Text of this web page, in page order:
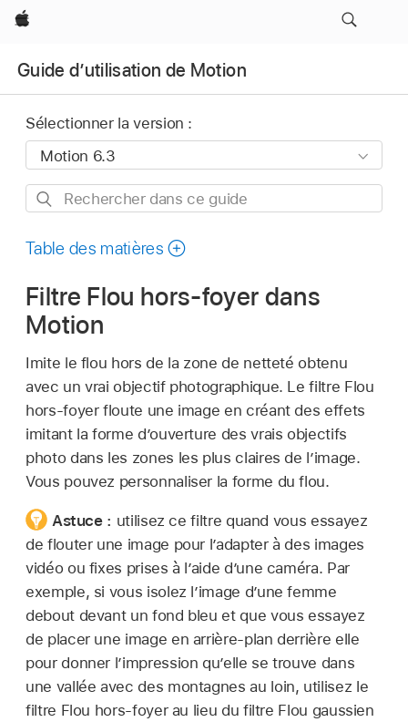
Apple
Guide d’utilisation de Motion
Sélectionner la version :
Rechercher
ce
Table des matières
Filtre Flou hors-foyer dans
Motion
Imite le flou hors de la zone de netteté obtenu
avec un vrai objectif photographique. Le filtre Flou
hors-foyer floute une image en créant des effets
imitant la forme d’ouverture des vrais objectifs
photo dans les zones les plus claires de l’image.
Vous pouvez personnaliser la forme du flou.
Astuce : utilisez ce filtre quand vous essayez
de flouter une image pour l’adapter à des images
vidéo ou fixes prises à l’aide d’une caméra. Par
exemple, si vous isolez l’image d’une femme
debout devant un fond bleu et que vous essayez
de placer une image en arrière-plan derrière elle
pour donner l’impression qu’elle se trouve dans
une vallée avec des montagnes au loin, utilisez le
filtre Flou hors-foyer au lieu du filtre Flou gaussien